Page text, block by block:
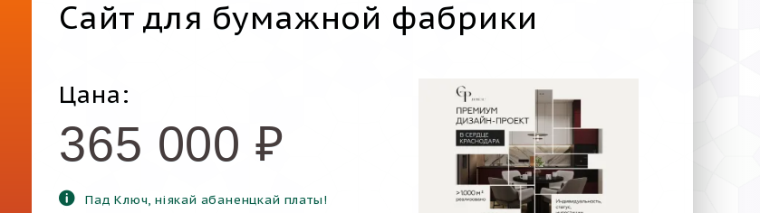
Сайт для бумажной фабрики
Цана:
365 000 ₽
Пад Ключ, ніякай абаненцкай платы!